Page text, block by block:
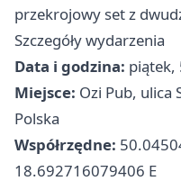
przekrojowy set z
Szczegóły wydarzenia
Data i godzina: piątek,
Miejsce: Ozi Pub, ulica
Polska
Współrzędne:
18.692716079406 E